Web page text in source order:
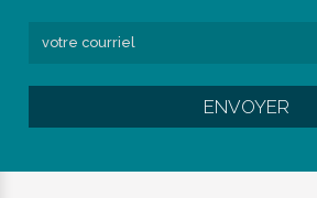
ENVOYER